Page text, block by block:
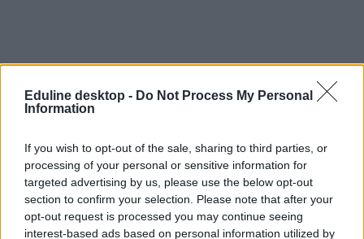
Eduline desktop - Do Not Process My Personal
Information
If you wish to opt-out of the sale, sharing to third parties, or
processing of your personal or sensitive information for
targeted advertising by us, please use the below opt-out
section to confirm your selection. Please note that after your
opt-out request is processed you may continue seeing
interest-based ads based on personal information utilized by